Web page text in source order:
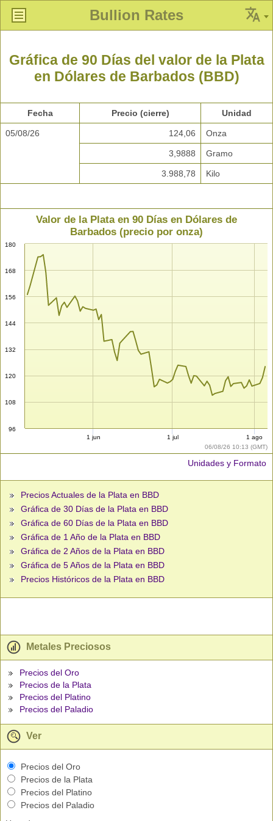
Bullion Rates
Gráfica de 90 Días del valor de la Plata
en Dólares de Barbados (BBD)
Fecha Precio (cierre) Unidad
05/08/26 124,06 Onza
3,9888 Gramo
3.988,78 Kilo
06/08/26 10:13 (GMT)
Valor de la Plata en 90 Días en Dólares de
Barbados (precio por onza)
96
108
120
132
144
156
168
180
1 jun 1 jul 1 ago
Unidades y Formato
Precios Actuales de la Plata en BBD
Gráfica de 30 Días de la Plata en BBD
Gráfica de 60 Días de la Plata en BBD
Gráfica de 1 Año de la Plata en BBD
Gráfica de 2 Años de la Plata en BBD
Gráfica de 5 Años de la Plata en BBD
Precios Históricos de la Plata en BBD
Metales Preciosos
Precios del Oro
Precios de la Plata
Precios del Platino
Precios del Paladio
Ver
Precios del Oro
Precios de la Plata
Precios del Platino
Precios del Paladio